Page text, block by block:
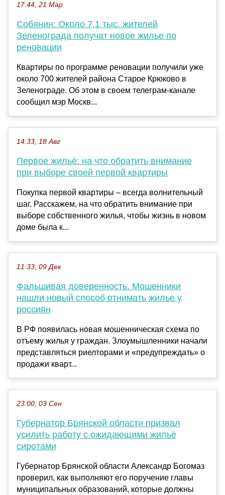
17:44, 21 Мар
Собянин: Около 7,1 тыс. жителей
Зеленограда получат новое жилье по
реновации
Квартиры по программе реновации получили уже
около 700 жителей района Старое Крюково в
Зеленограде. Об этом в своем телеграм-канале
сообщил мэр Москв...
14:33, 18 Авг
Первое жильё: на что обратить внимание
при выборе своей первой квартиры
Покупка первой квартиры – всегда волнительный
шаг. Расскажем, на что обратить внимание при
выборе собственного жилья, чтобы жизнь в новом
доме была к...
11:33, 09 Дек
Фальшивая доверенность. Мошенники
нашли новый способ отнимать жилье у
россиян
В РФ появилась новая мошенническая схема по
отъему жилья у граждан. Злоумышленники начали
представляться риелторами и «предупреждать» о
продажи кварт...
23:00, 03 Сен
Губернатор Брянской области призвал
усилить работу с ожидающими жильё
сиротами
Губернатор Брянской области Александр Богомаз
проверил, как выполняют его поручение главы
муниципальных образований, которые должны